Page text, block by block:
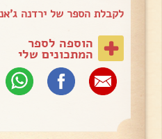
לקבלת הספר של ירדנה
הוספה לספר
המתכונים שלי